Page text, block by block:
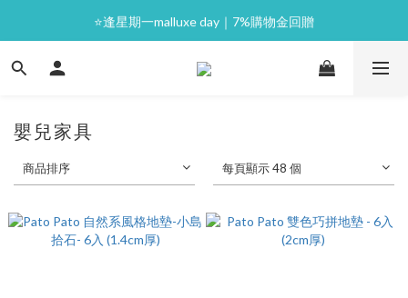
⭐逢星期一malluxe day｜7%購物金回贈
⭐逢星期一malluxe day｜7%購物金回贈
滿$397 即免運費📦 港澳極速配送｜歡迎海外訂購
嬰兒家具
商品排序 每頁顯示 48 個